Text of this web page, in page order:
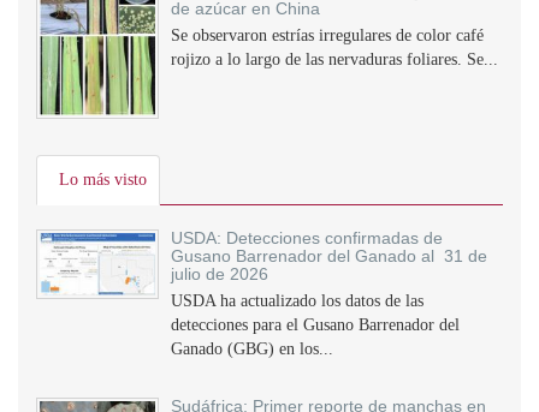
de azúcar en China
Se observaron estrías irregulares de color café
rojizo a lo largo de las nervaduras foliares. Se...
Lo más visto
USDA: Detecciones confirmadas de
Gusano Barrenador del Ganado al 31 de
julio de 2026
USDA ha actualizado los datos de las
detecciones para el Gusano Barrenador del
Ganado (GBG) en los...
Sudáfrica: Primer reporte de manchas en